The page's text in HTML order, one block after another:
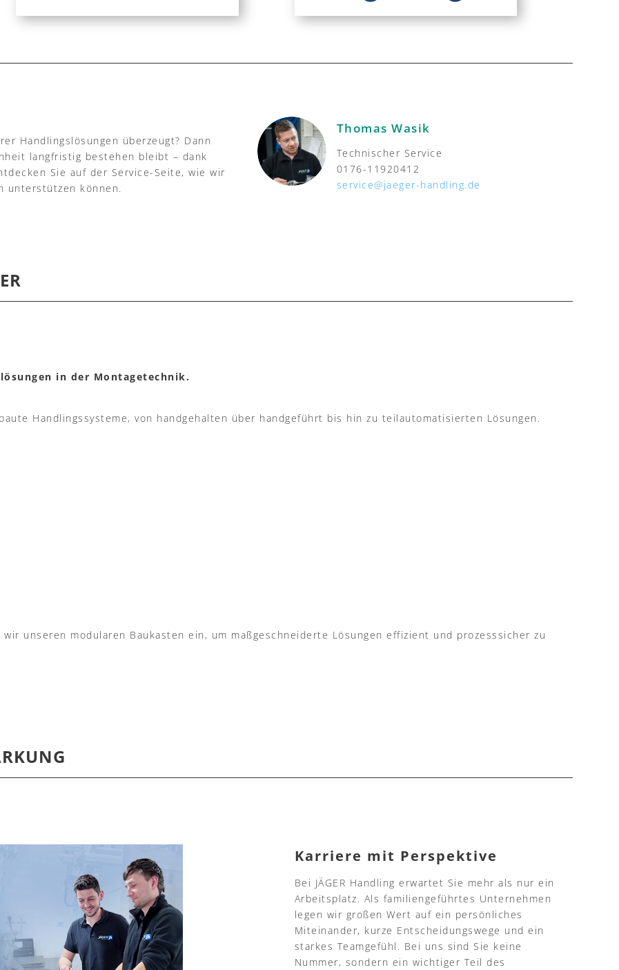
Handlingslösungen überzeugt? Dann
langfristig bestehen bleibt – dank
Sie auf der Service-Seite, wie wir
unterstützen können.
Thomas Wasik
Technischer Service
0176-11920412
service@jaeger-handling.de
in der Montagetechnik.
Handlingssysteme,von handgehalten über handgeführt bis hin zu teilautomatisierten Lösungen.
unseren modularen Baukasten ein, um maßgeschneiderte Lösungen effizient und prozesssicher zu
Karriere mit Perspektive
Bei JÄGER Handling erwartet Sie mehr als nur ein
Arbeitsplatz. Als familiengeführtes Unternehmen
legen wir großen Wert auf ein persönliches
Miteinander, kurze Entscheidungswege und ein
starkes Teamgefühl. Bei uns sind Sie keine
Nummer, sondern ein wichtiger Teil des